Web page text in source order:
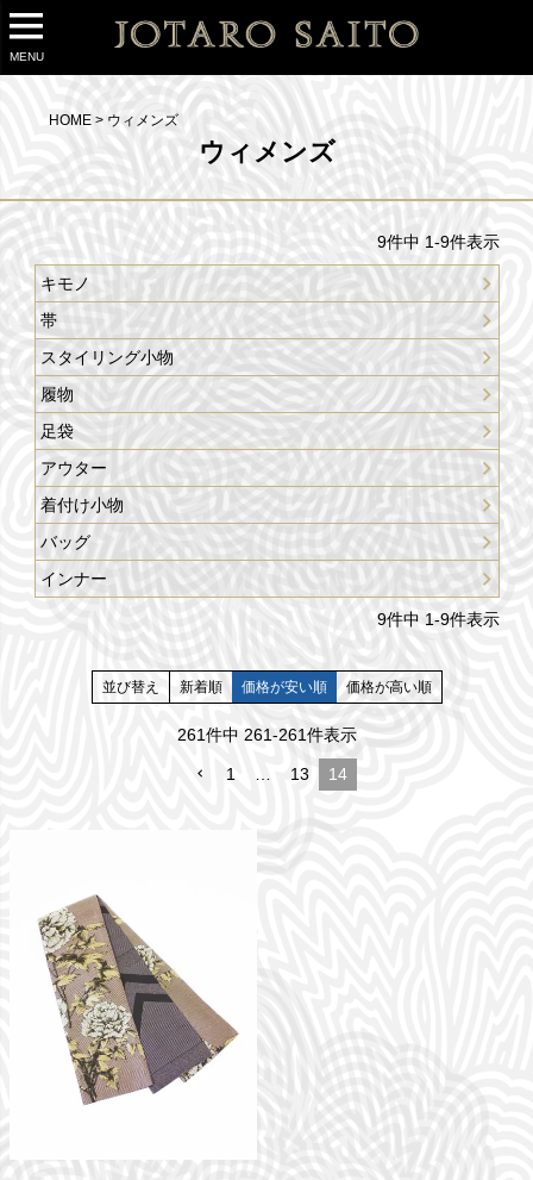
MENU
HOME ウィメンズ
ウィメンズ
9件中 1-9件表示
キモノ
帯
スタイリング小物
履物
足袋
アウター
着付け小物
バッグ
インナー
9件中 1-9件表示
並び替え 新着順 価格が安い順 価格が高い順
261件中 261-261件表示
1 … 13 14